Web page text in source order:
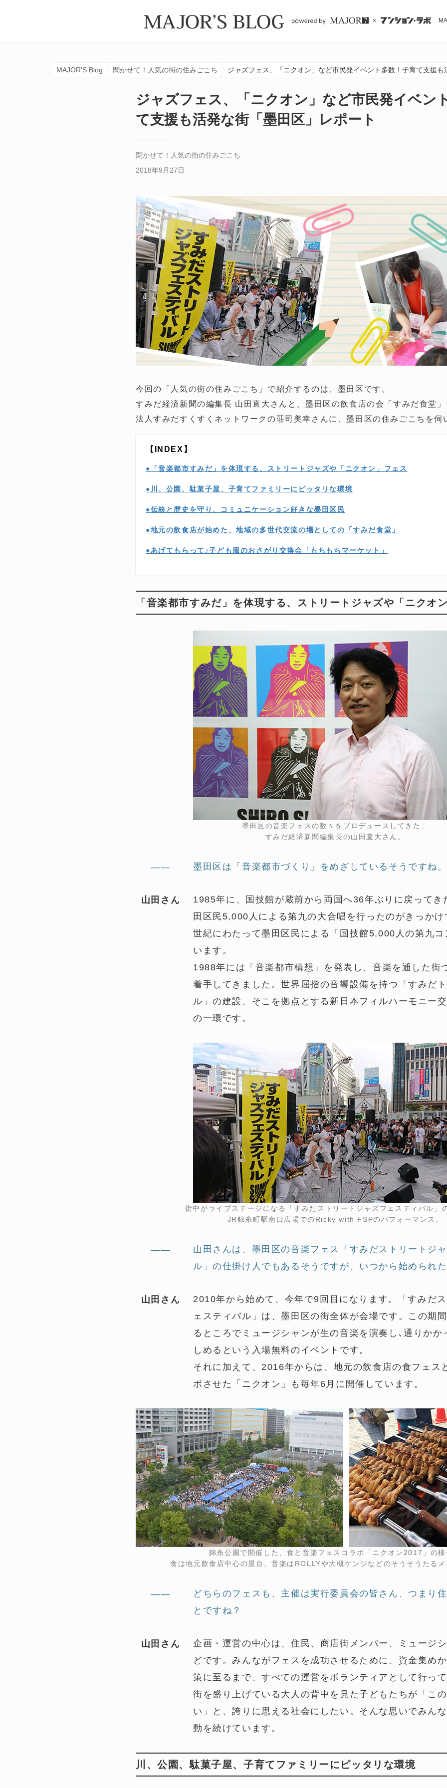
MAJOR'S Blog 聞かせて！人気の街の住みごこち ジャズフェス、「ニクオン」など市民発イベント多数！子育て支援
ジャズフェス、「ニクオン」など市民発イベン
て支援も活発な街「墨田区」レポート
聞かせて！人気の街の住みごこち
2018年9月27日
今回の「人気の街の住みごこち」で紹介するのは、墨田区です。
すみだ経済新聞の編集長 山田直大さんと、墨田区の飲食店の会「すみだ食堂
法人すみだすくすくネットワークの荘司美幸さんに、墨田区の住みごこちを伺
【INDEX】
●「音楽都市すみだ」を体現する、ストリートジャズや「ニクオン」フェス
●川、公園、駄菓子屋、子育てファミリーにピッタリな環境
●伝統と歴史を守り、コミュニケーション好きな墨田区民
●地元の飲食店が始めた、地域の多世代交流の場としての「すみだ食堂」
●あげてもらって♪子ども服のおさがり交換会「もちもちマーケット」
「音楽都市すみだ」を体現する、ストリートジャズや「ニクオ
墨田区の音楽フェスの数々をプロデュースしてきた、
すみだ経済新聞編集長の山田直大さん。
—— 墨田区は「音楽都市づくり」をめざしているそうですね。
山田さん
1985年に、国技館が蔵前から両国へ36年ぶりに戻ってき
田区民5,000人による第九の大合唱を行ったのがきっか
世紀にわたって墨田区民による「国技館5,000人の第九
います。
1988年には「音楽都市構想」を発表し、音楽を通した街
着手してきました。世界屈指の音響設備を持つ「すみだ
ル」の建設、そこを拠点とする新日本フィルハーモニー
の一環です。
街中がライブステージになる「すみだストリートジャズフェスティバル」
JR錦糸町駅南口広場でのRicky with FSPのパフォーマンス。
——
山田さんは、墨田区の音楽フェス「すみだストリートジ
ル」の仕掛け人でもあるそうですが、いつから始められ
山田さん
2010年から始めて、今年で9回目になります。「すみだ
ェスティバル」は、墨田区の街全体が会場です。この期
るところでミュージシャンが生の音楽を演奏し､通りかか
しめるという入場無料のイベントです。
それに加えて、2016年からは、地元の飲食店の食フェス
ボさせた「ニクオン」も毎年6月に開催しています。
錦糸公園で開催した、食と音楽フェスコラボ「ニクオン2017」の
食は地元飲食店中心の屋台、音楽はROLLYや大槻ケンジなどのそうそうたる
——
どちらのフェスも、主催は実行委員会の皆さん、つまり
とですね？
山田さん
企画・運営の中心は、住民、商店街メンバー、ミュージ
どです。みんながフェスを成功させるために、資金集め
策に至るまで、すべての運営をボランティアとして行っ
街を盛り上げている大人の背中を見た子どもたちが「こ
い」と、誇りに思える社会にしたい。そんな思いでみん
動を続けています。
川、公園、駄菓子屋、子育てファミリーにピッタリな環境